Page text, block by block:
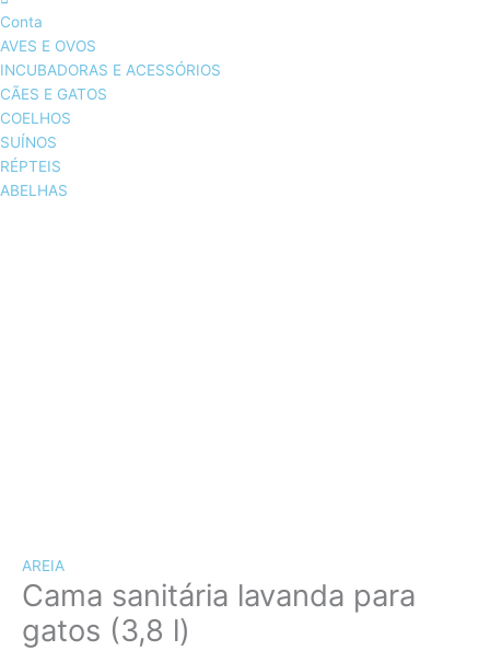
Conta
AVES E OVOS
INCUBADORAS E ACESSÓRIOS
CÃES E GATOS
COELHOS
SUÍNOS
RÉPTEIS
ABELHAS
AREIA
Cama sanitária lavanda para
gatos (3,8 l)
sanitária
lavanda
gatos